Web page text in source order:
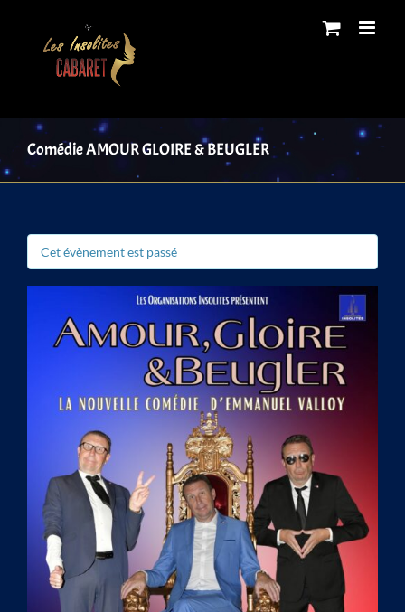
Comédie AMOUR GLOIRE & BEUGLER
Cet évènement est passé